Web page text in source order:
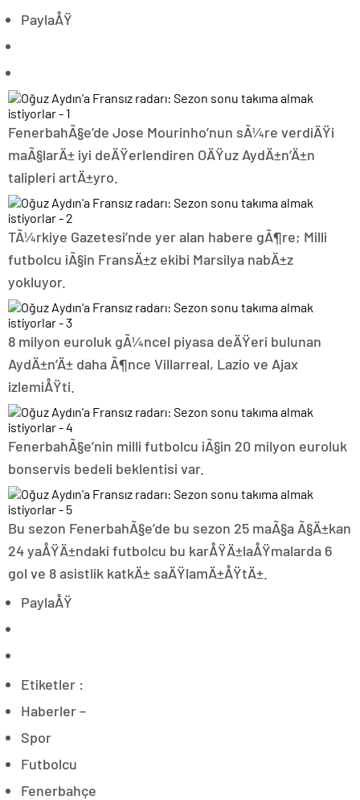
PaylaÅŸ
FenerbahÃ§e’de Jose Mourinho’nun sÃ¼re verdiÄŸi
maÃ§larÄ± iyi deÄŸerlendiren OÄŸuz AydÄ±n’Ä±n
talipleri artÄ±yro.
TÃ¼rkiye Gazetesi’nde yer alan habere gÃ¶re; Milli
futbolcu iÃ§in FransÄ±z ekibi Marsilya nabÄ±z
yokluyor.
8 milyon euroluk gÃ¼ncel piyasa deÄŸeri bulunan
AydÄ±n’Ä± daha Ã¶nce Villarreal, Lazio ve Ajax
izlemiÅŸti.
FenerbahÃ§e’nin milli futbolcu iÃ§in 20 milyon euroluk
bonservis bedeli beklentisi var.
Bu sezon FenerbahÃ§e’de bu sezon 25 maÃ§a Ã§Ä±kan
24 yaÅŸÄ±ndaki futbolcu bu karÅŸÄ±laÅŸmalarda 6
gol ve 8 asistlik katkÄ± saÄŸlamÄ±ÅŸtÄ±.
PaylaÅŸ
Etiketler :
Haberler –
Spor
Futbolcu
Fenerbahçe